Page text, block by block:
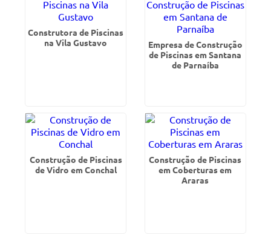
Construtora de Piscinas
na Vila Gustavo
Empresa de Construção
de Piscinas em Santana
de Parnaíba
Construção de Piscinas
de Vidro em Conchal
Construção de Piscinas
em Coberturas em
Araras